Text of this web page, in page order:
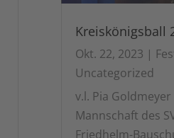
Kreiskönigsball
Okt. 22, 2023 |
Uncategorized
v.l. Pia
Mannschaft des
Friedhelm-